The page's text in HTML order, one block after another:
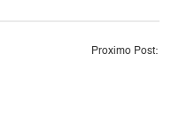
Proximo Post: